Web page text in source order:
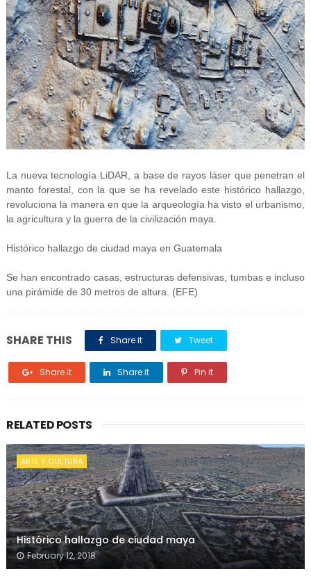
La nueva tecnología LiDAR, a base de rayos láser que penetran el
manto forestal, con la que se ha revelado este histórico hallazgo,
revoluciona la manera en que la arqueología ha visto el urbanismo,
la agricultura y la guerra de la civilización maya.
Histórico hallazgo de ciudad maya en Guatemala
Se han encontrado casas, estructuras defensivas, tumbas e incluso
una pirámide de 30 metros de altura. (EFE)
SHARE THIS Share it Tweet
Share it Share it Pin it
RELATED POSTS
ARTE Y CULTURA
Histórico hallazgo de ciudad maya
February 12, 2018